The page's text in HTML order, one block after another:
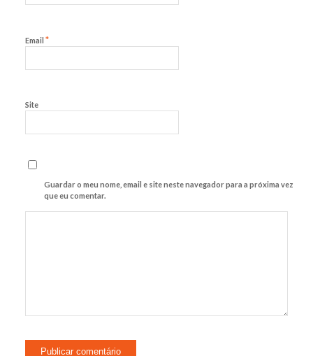
Email *
Site
Guardar o meu nome, email e site neste navegador para a próxima vez
que eu comentar.